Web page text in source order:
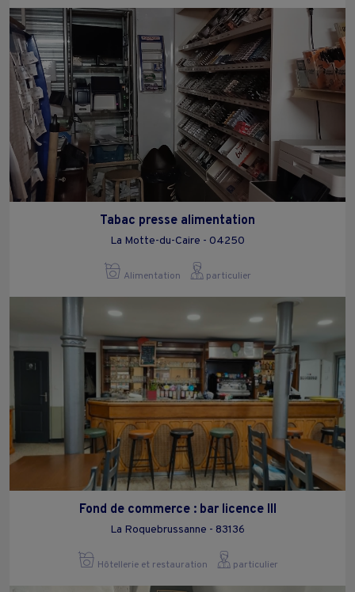
Tabac presse alimentation
La Motte-du-Caire - 04250
Alimentation particulier
Fond de commerce : bar licence III
La Roquebrussanne - 83136
Hôtellerie et restauration particulier